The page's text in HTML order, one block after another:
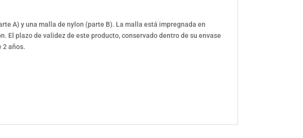
A) y una malla de nylon (parte B). La malla está impregnada en
El plazo de validez de este producto, conservado dentro de su envase
2 años.